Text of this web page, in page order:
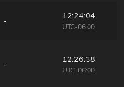
-
12:24:04
UTC-06:00
-
12:26:38
UTC-06:00